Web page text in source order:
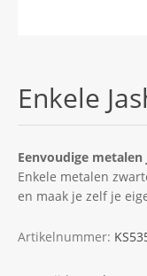
Enkele
Eenvoudige
Enkele metalen
en maak je zelf je
Artikelnummer: